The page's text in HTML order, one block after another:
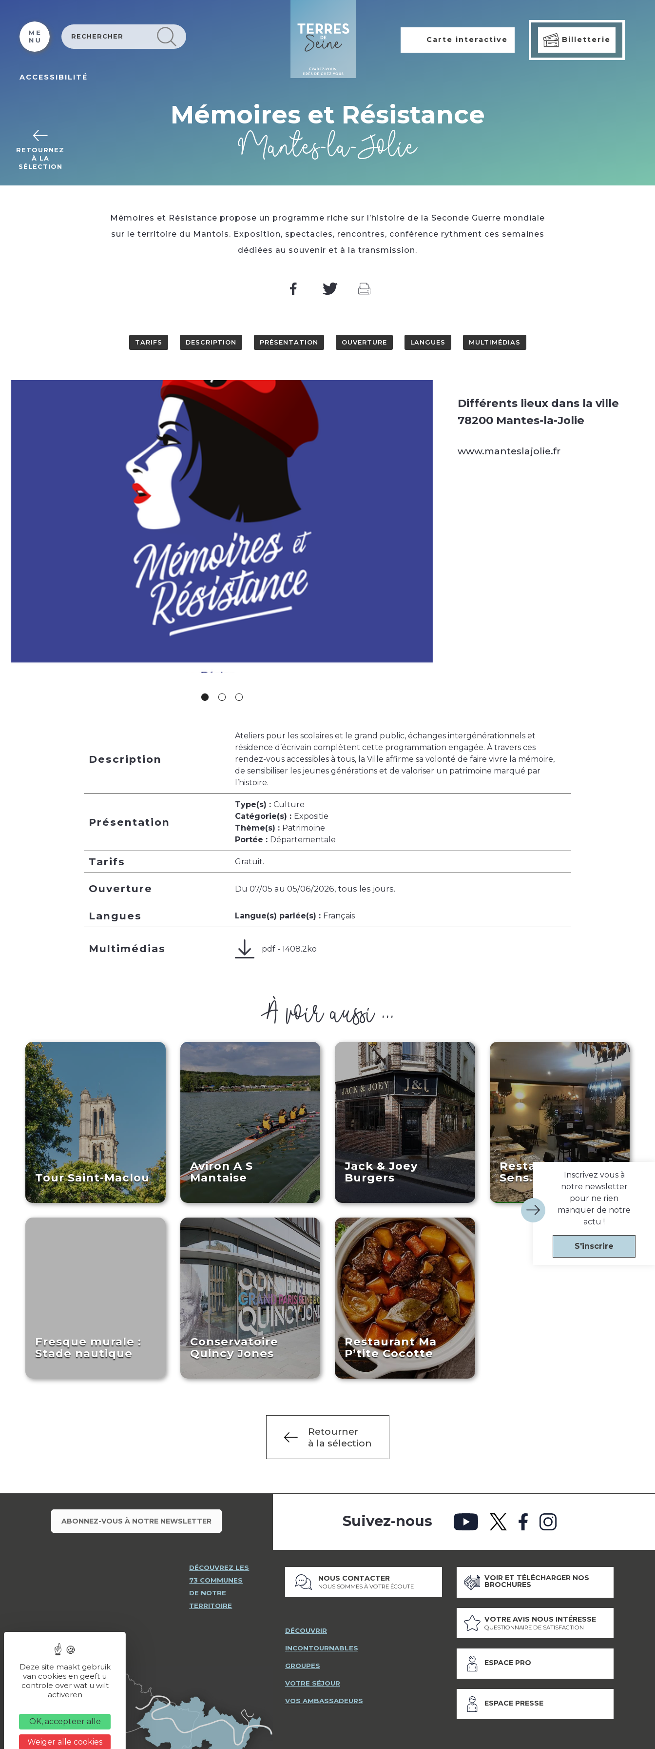
ACCESSIBILITÉ
Carte interactive Billetterie
RETOURNEZ
À LA
SÉLECTION
Mémoires et Résistance
Mantes-la-Jolie
Mémoires et Résistance propose un programme riche sur l’histoire de la Seconde Guerre mondiale
sur le territoire du Mantois. Exposition, spectacles, rencontres, conférence rythment ces semaines
dédiées au souvenir et à la transmission.
TARIFS DESCRIPTION PRÉSENTATION OUVERTURE LANGUES MULTIMÉDIAS
Différents lieux dans la ville
78200 Mantes-la-Jolie
www.manteslajolie.fr
Description
Ateliers pour les scolaires et le grand public, échanges intergénérationnels et
résidence d’écrivain complètent cette programmation engagée. À travers ces
rendez-vous accessibles à tous, la Ville affirme sa volonté de faire vivre la mémoire,
de sensibiliser les jeunes générations et de valoriser un patrimoine marqué par
l’histoire.
Présentation
Type(s) : Culture
Catégorie(s) : Expositie
Thème(s) : Patrimoine
Portée : Départementale
Tarifs Gratuit.
Ouverture Du 07/05 au 05/06/2026, tous les jours.
Langues Langue(s) parlée(s) : Français
Multimédias pdf - 1408.2ko
À voir aussi ...
Tour Saint-Maclou
Aviron A S
Mantaise
Jack & Joey
Burgers
Restaurant Les
Sens…ciel
Fresque murale :
Stade nautique
Conservatoire
Quincy Jones
Restaurant Ma
P’tite Cocotte
Retourner
à la sélection
Inscrivez vous à
notre newsletter
pour ne rien
manquer de notre
actu !
S'inscrire
ABONNEZ-VOUS À NOTRE NEWSLETTER
DÉCOUVREZ LES
73 COMMUNES
DE NOTRE
TERRITOIRE
Suivez-nous
NOUS CONTACTER
NOUS SOMMES À VOTRE ÉCOUTE
DÉCOUVRIR
INCONTOURNABLES
GROUPES
VOTRE SÉJOUR
VOS AMBASSADEURS
VOIR ET TÉLÉCHARGER NOS
BROCHURES
VOTRE AVIS NOUS INTÉRESSE
QUESTIONNAIRE DE SATISFACTION
ESPACE PRO
ESPACE PRESSE
Deze site maakt gebruik
van cookies en geeft u
controle over wat u wilt
activeren
OK, accepteer alle
Weiger alle cookies